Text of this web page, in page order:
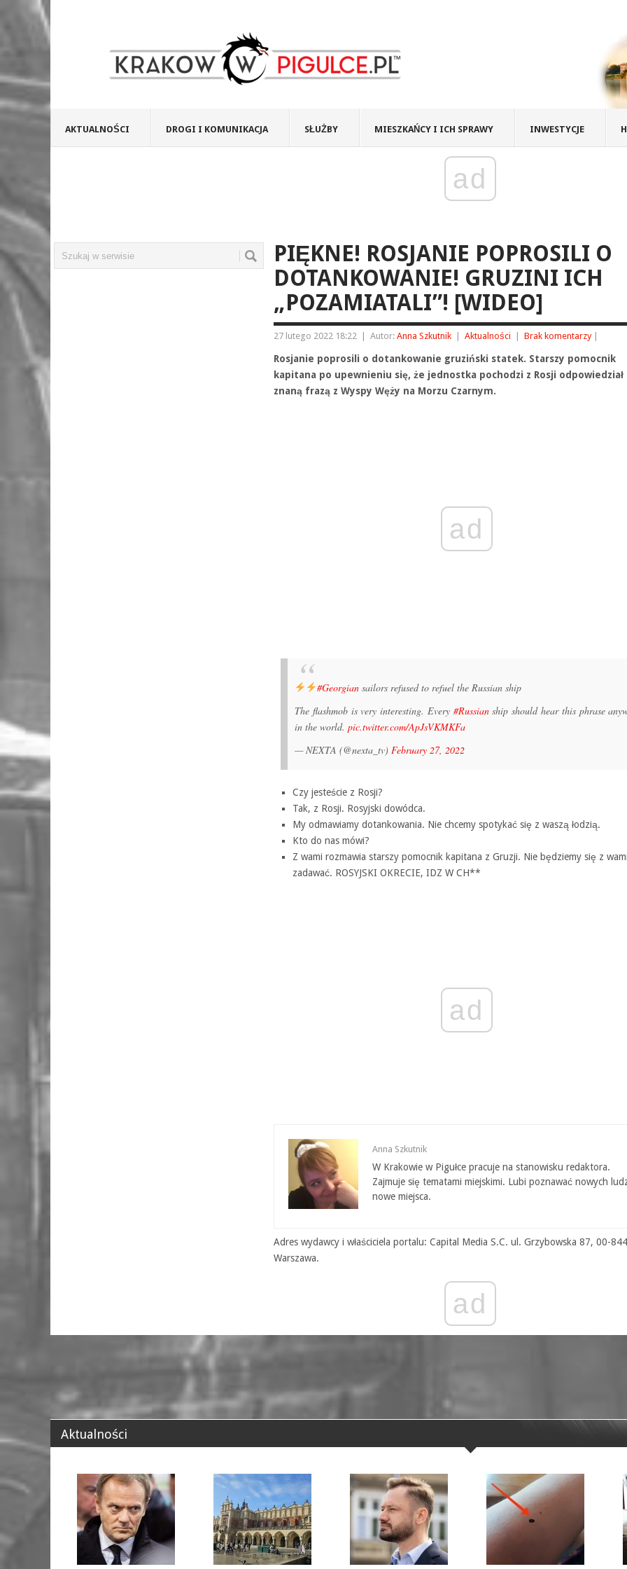
AKTUALNOŚCI DROGI I KOMUNIKACJA SŁUŻBY MIESZKAŃCY I ICH SPRAWY INWESTYCJE
ad
PIĘKNE! ROSJANIE POPROSILI O
DOTANKOWANIE! GRUZINI ICH
„POZAMIATALI”! [WIDEO]
27 lutego 2022 18:22 Autor: Anna Szkutnik Aktualności Brak komentarzy
Rosjanie poprosili o dotankowanie gruziński statek. Starszy pomocnik
kapitana po upewnieniu się, że jednostka pochodzi z Rosji odpowiedział
znaną frazą z Wyspy Węży na Morzu Czarnym.
ad
#Georgiansailors refused to refuel the Russian ship
The flashmob is very interesting. Every #Russianship should hear this phrase
in the world. pic.twitter.com/ApJsVKMKFa
— NEXTA (@nexta_tv) February 27, 2022
Czy jesteście z Rosji?
Tak, z Rosji. Rosyjski dowódca.
My odmawiamy dotankowania. Nie chcemy spotykać się z waszą łodzią.
Kto do nas mówi?
Z wami rozmawia starszy pomocnik kapitana z Gruzji. Nie będziemy się z
zadawać. ROSYJSKI OKRECIE, IDZ W CH**
ad
Anna Szkutnik
W Krakowie w Pigułce pracuje na stanowisku redaktora.
Zajmuje się tematami miejskimi. Lubi poznawać nowych
nowe miejsca.
Adres wydawcy i właściciela portalu: Capital Media S.C. ul. Grzybowska 87, 00-844
Warszawa.
ad
Aktualności